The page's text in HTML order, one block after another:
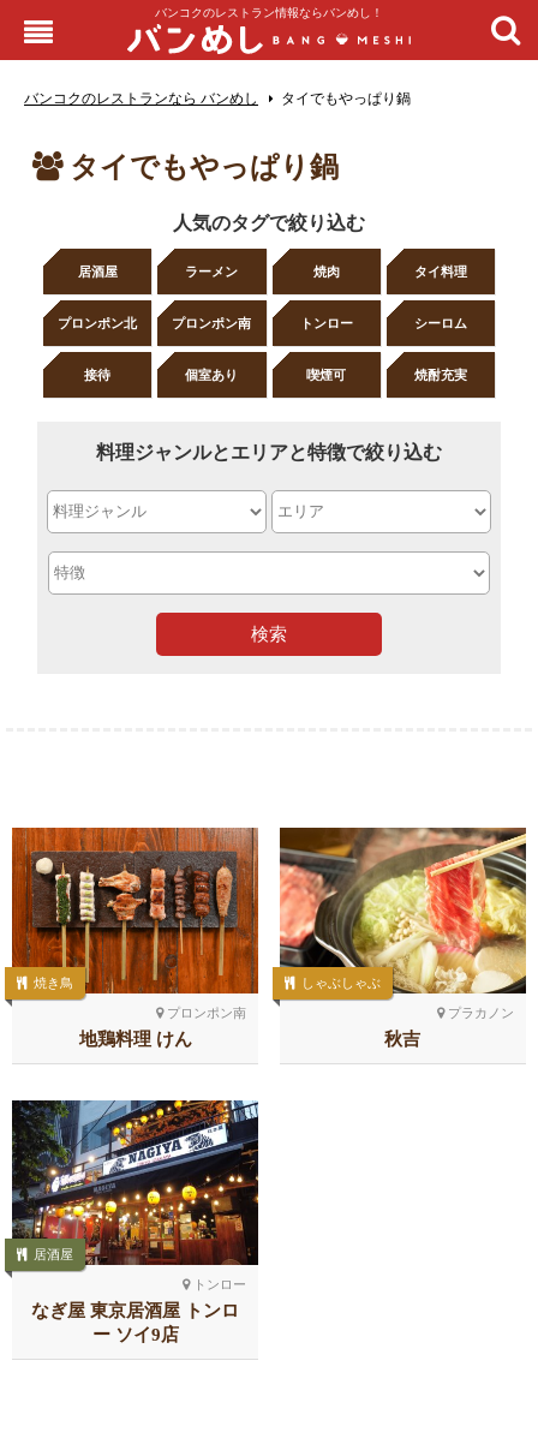
バンコクのレストラン情報ならバンめし！
バンコクのレストランなら バンめし タイでもやっぱり鍋
タイでもやっぱり鍋
人気のタグで絞り込む
居酒屋 ラーメン 焼肉 タイ料理
プロンポン北 プロンポン南 トンロー シーロム
接待 個室あり 喫煙可 焼酎充実
料理ジャンルとエリアと特徴で絞り込む
検索
プロンポン南
焼き鳥
地鶏料理 けん
プラカノン
しゃぶしゃぶ
秋吉
トンロー
居酒屋
なぎ屋 東京居酒屋 トンロ
ー ソイ9店